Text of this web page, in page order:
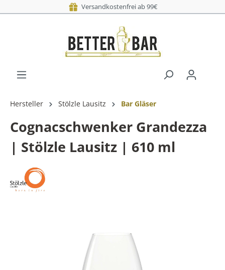
Versandkostenfrei ab 99€
Hersteller Stölzle Lausitz Bar Gläser
Cognacschwenker Grandezza
| Stölzle Lausitz | 610 ml